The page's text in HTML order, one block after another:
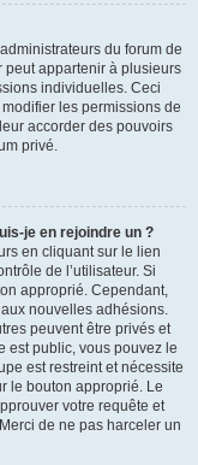
du forum de
appartenir à plusieurs
individuelles. Ceci
les permissions de
accorder des pouvoirs
privé.
je en rejoindre un ?
en cliquant sur le lien
de l’utilisateur. Si
approprié. Cependant,
nouvelles adhésions.
peuvent être privés et
est public, vous pouvez le
est restreint et nécessite
le bouton approprié. Le
votre requête et
de ne pas harceler un